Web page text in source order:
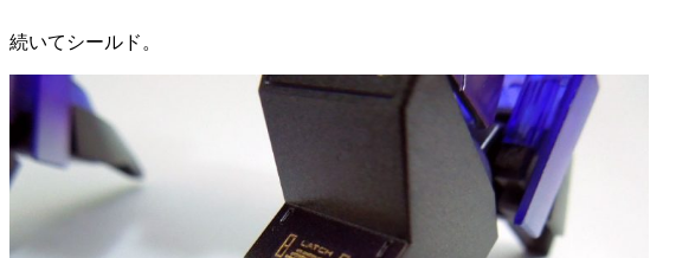
続いてシールド。